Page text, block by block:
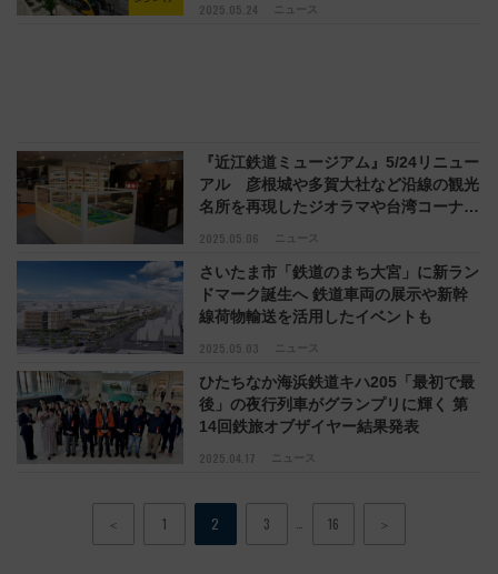
2025.05.24 ニュース
2025.05.06 ニュース
『近江鉄道ミュージアム』5/24リニュー
アル 彦根城や多賀大社など沿線の観光
名所を再現したジオラマや台湾コーナー
2025.05.03 ニュース
さいたま市「鉄道のまち大宮」に新ラン
ドマーク誕生へ 鉄道車両の展示や新幹
線荷物輸送を活用したイベントも
2025.04.17 ニュース
ひたちなか海浜鉄道キハ205「最初で最
後」の夜行列車がグランプリに輝く 第
14回鉄旅オブザイヤー結果発表
＜ 1 2 3 16 ＞